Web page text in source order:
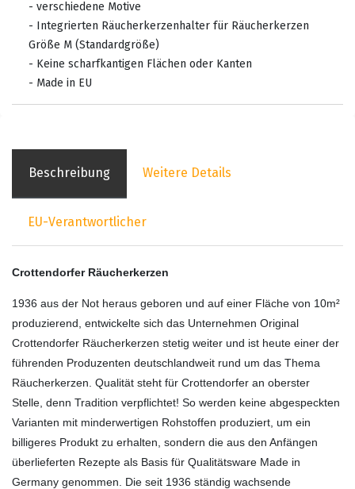
- verschiedene Motive
- Integrierten Räucherkerzenhalter für Räucherkerzen
Größe M (Standardgröße)
- Keine scharfkantigen Flächen oder Kanten
- Made in EU
Beschreibung Weitere Details
EU-Verantwortlicher
Crottendorfer Räucherkerzen
1936 aus der Not heraus geboren und auf einer Fläche von 10m²
produzierend, entwickelte sich das Unternehmen Original
Crottendorfer Räucherkerzen stetig weiter und ist heute einer der
führenden Produzenten deutschlandweit rund um das Thema
Räucherkerzen. Qualität steht für Crottendorfer an oberster
Stelle, denn Tradition verpflichtet! So werden keine abgespeckten
Varianten mit minderwertigen Rohstoffen produziert, um ein
billigeres Produkt zu erhalten, sondern die aus den Anfängen
überlieferten Rezepte als Basis für Qualitätsware Made in
Germany genommen. Die seit 1936 ständig wachsende